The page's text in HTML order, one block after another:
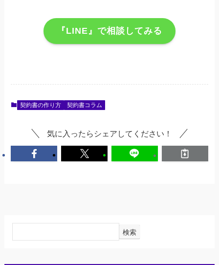
『LINE』で相談してみる
契約書の作り方 契約書コラム
気に入ったらシェアしてください！
検索